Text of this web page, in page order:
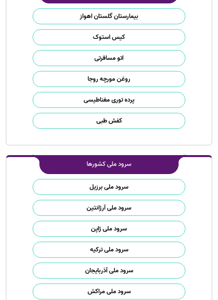
بیمارستان گلستان اهواز
کیس استوک
اتو مسافرتی
روغن مورچه روجا
پرده توری مغناطیسی
کفش طبی
سرود ملی کشورها
سرود ملی برزیل
سرود ملی آرژانتین
سرود ملی ژاپن
سرود ملی ترکیه
سرود ملی آذربایجان
سرود ملی مراکش